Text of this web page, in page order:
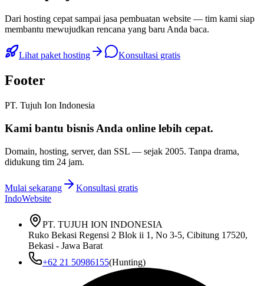
Dari hosting cepat sampai jasa pembuatan website — tim kami siap
membantu mewujudkan rencana yang baru Anda baca.
Lihat paket hosting Konsultasi gratis
Footer
PT. Tujuh Ion Indonesia
Kami bantu bisnis Anda online lebih cepat.
Domain, hosting, server, dan SSL — sejak 2005. Tanpa drama,
didukung tim 24 jam.
Mulai sekarang
Konsultasi gratis
IndoWebsite
PT. TUJUH ION INDONESIA
Ruko Bekasi Regensi 2 Blok ii 1, No 3-5, Cibitung 17520,
Bekasi - Jawa Barat
+62 21 50986155(Hunting)